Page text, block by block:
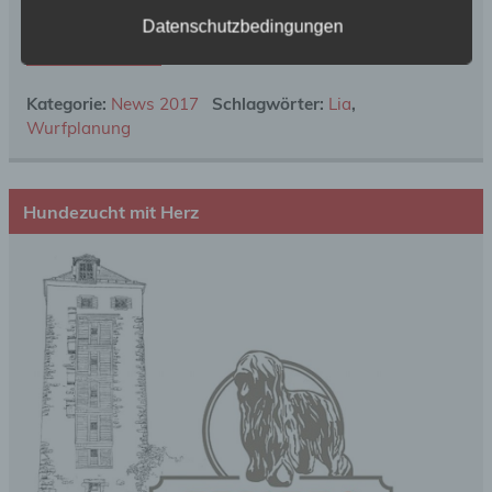
Kategorie: News 2017 Schlagwörter: Lia,
Wurfplanung
Hundezucht mit Herz
h) Auftragsverarbeiter
Auftragsverarbeiter ist eine natürliche oder
andere Stelle, die personenbezogene Daten im
Auftrag des Verantwortlichen verarbeitet.
Person, Behörde, Einrichtung oder andere Stelle,
der personenbezogene Daten offengelegt werden,
unabhängig davon, ob es sich bei ihr um einen
Dritten handelt oder nicht. Behörden, die im
Rahmen eines bestimmten Untersuchungsauftrags
nach dem Unionsrecht oder dem Recht der
Mitgliedstaaten möglicherweise
personenbezogene Daten erhalten, gelten jedoch
nicht als Empfänger.
Datenschutzbedingungen